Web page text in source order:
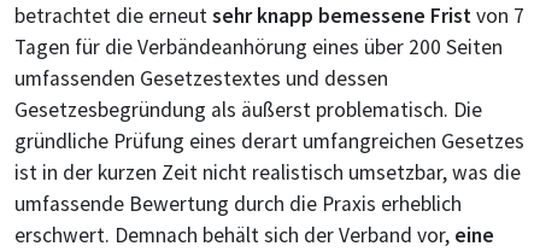
betrachtet die erneutsehr knapp bemessene Fristvon 7
Tagen für die Verbändeanhörung eines über 200 Seiten
umfassenden Gesetzestextes und dessen
Gesetzesbegründung als äußerst problematisch. Die
gründliche Prüfung eines derart umfangreichen Gesetzes
ist in der kurzen Zeit nicht realistisch umsetzbar, was die
umfassende Bewertung durch die Praxis erheblich
erschwert. Demnach behält sich der Verband vor, eine